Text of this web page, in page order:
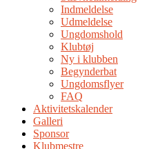
Indmeldelse
Udmeldelse
Ungdomshold
Klubtøj
Ny i klubben
Begynderbat
Ungdomsflyer
FAQ
Aktivitetskalender
Galleri
Sponsor
Klubmestre